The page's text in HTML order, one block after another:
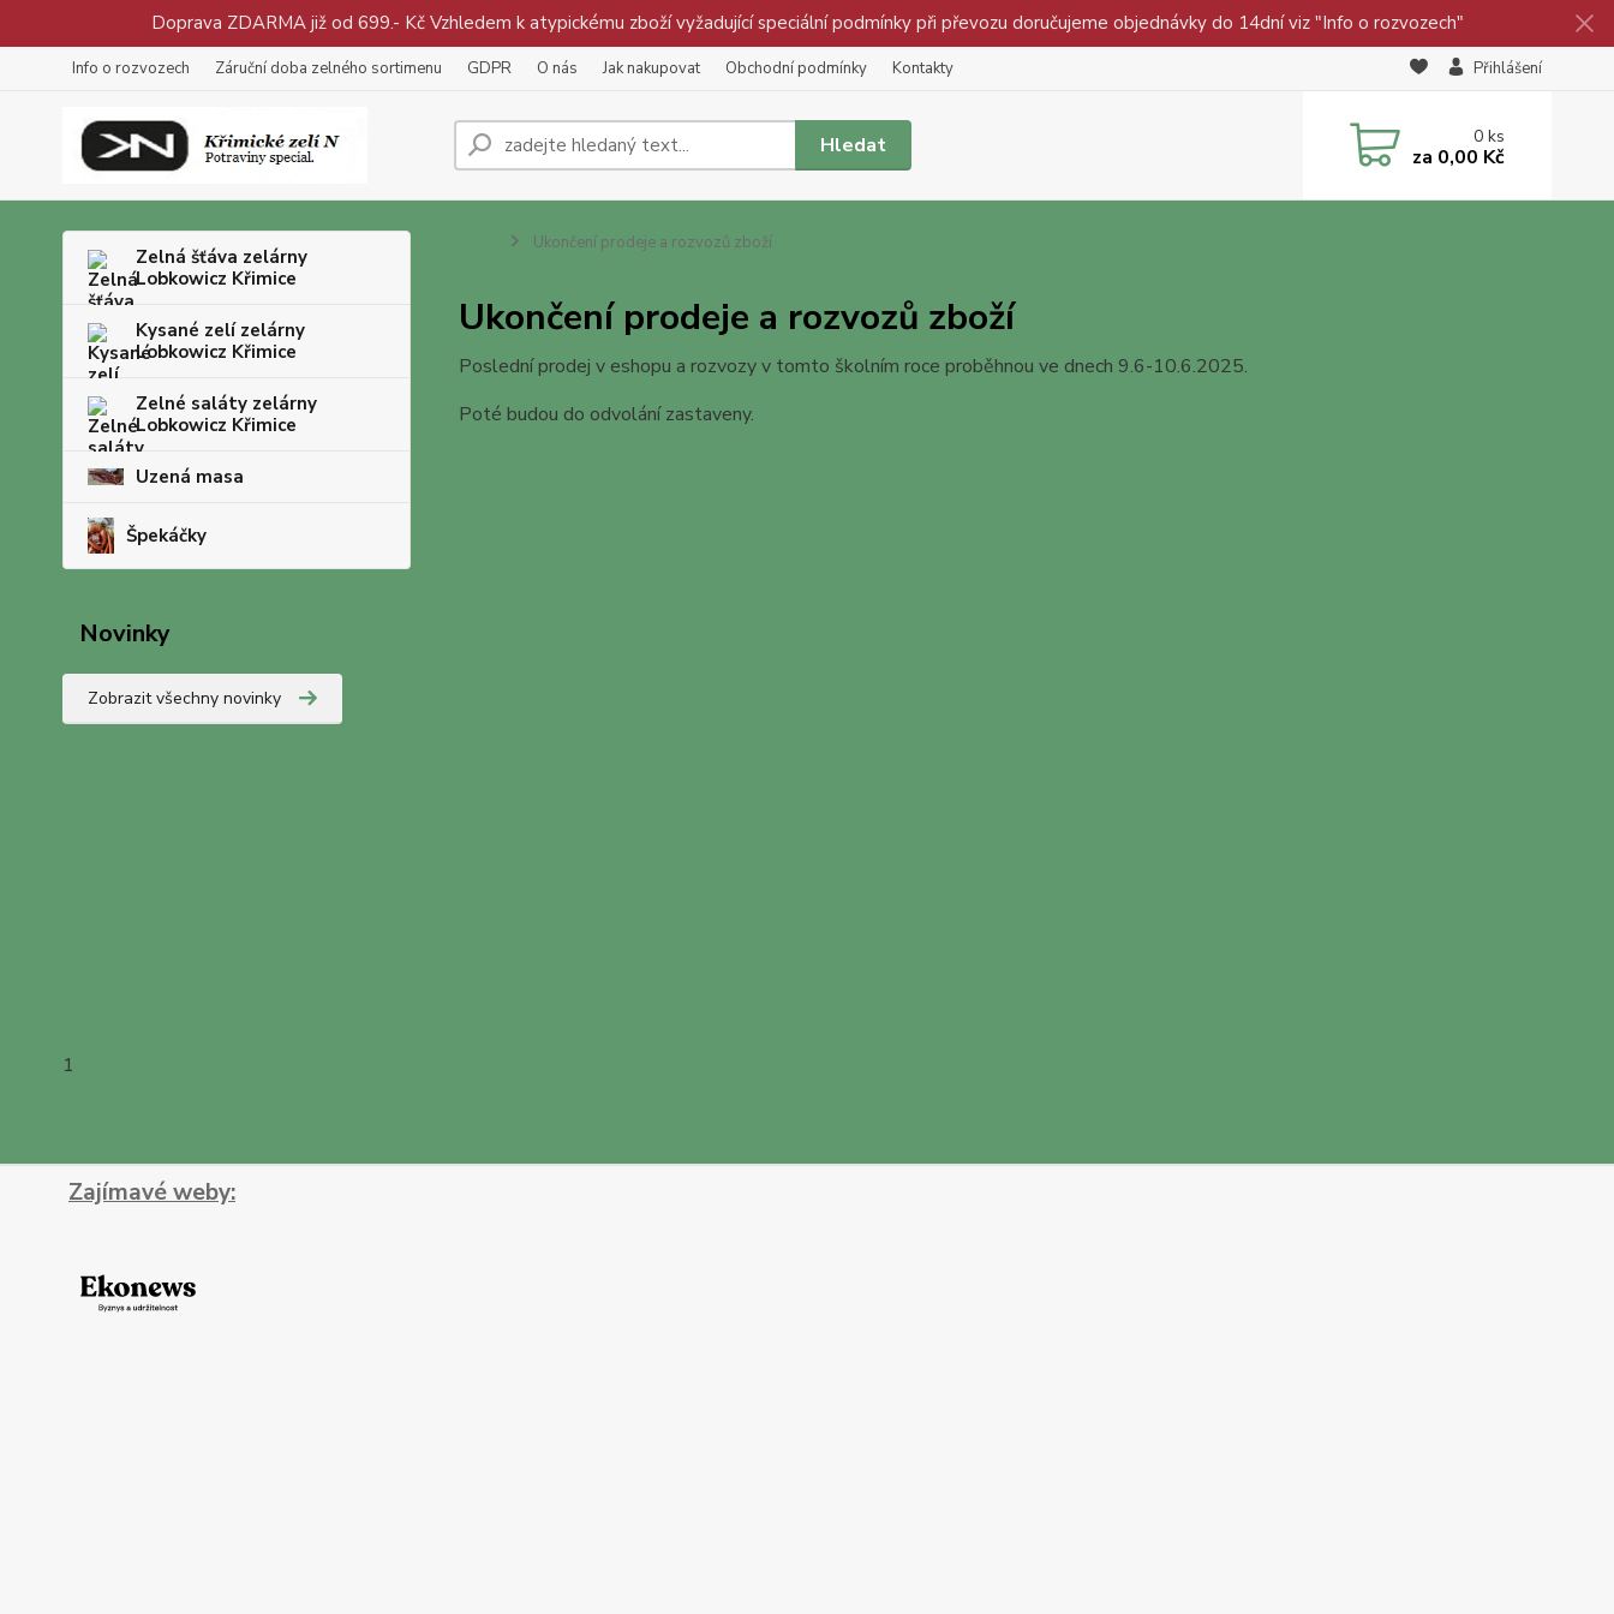
Doprava ZDARMA již od 699.- Kč Vzhledem k atypickému zboží vyžadující speciální podmínky při převozu doručujeme objednávky do 14dní viz "Info o rozvozech"
Info o rozvozech Záruční doba zelného sortimenu GDPR O nás Jak nakupovat Obchodní podmínky Kontakty Přihlášení
Hledat 0ks
za 0,00 Kč
Zelná šťáva zelárny
Lobkowicz Křimice
Kysané zelí zelárny
Lobkowicz Křimice
Zelné saláty zelárny
Lobkowicz Křimice
Uzená masa
Špekáčky
Novinky
Zobrazit všechny novinky
1
Ukončení prodeje a rozvozů zboží
Ukončení prodeje a rozvozů zboží
Poslední prodej v eshopu a rozvozy v tomto školním roce proběhnou ve dnech 9.6-10.6.2025.
Poté budou do odvolání zastaveny.
Zajímavé weby: